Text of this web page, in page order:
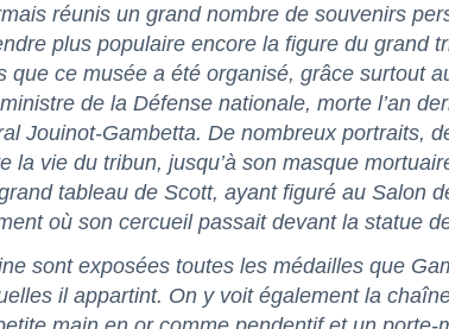
réunis un grand nombre de souvenirs
plus populaire encore la figure du grand
que ce musée a été organisé, grâce surtout
de la Défense nationale, morte l’an
Jouinot-Gambetta. De nombreux portraits,
la vie du tribun, jusqu’à son masque
tableau de Scott, ayant figuré au Salon
où son cercueil passait devant la statue
sont exposées toutes les médailles que
il appartint. On y voit également la